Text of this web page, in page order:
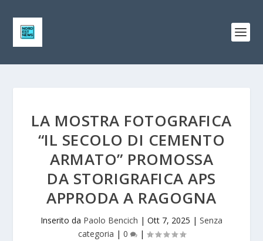
LA MOSTRA FOTOGRAFICA
“IL SECOLO DI CEMENTO
ARMATO” PROMOSSA
DA STORIGRAFICA APS
APPRODA A RAGOGNA
Inserito da Paolo Bencich | Ott 7, 2025 | Senza
categoria | 0 |